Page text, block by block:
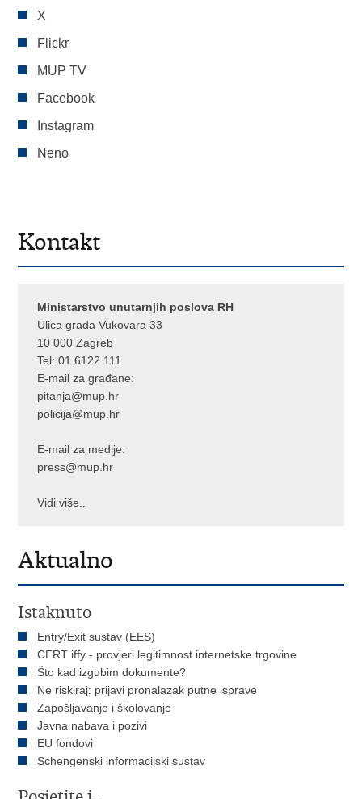
X
Flickr
MUP TV
Facebook
Instagram
Neno
Kontakt
Ministarstvo unutarnjih poslova RH
Ulica grada Vukovara 33
10 000 Zagreb
Tel:01 6122 111
E-mail za građane:
pitanja@mup.hr
policija@mup.hr
E-mail za medije:
press@mup.hr
Vidi više..
Aktualno
Istaknuto
Entry/Exit sustav (EES)
CERT iffy - provjeri legitimnost internetske trgovine
Što kad izgubim dokumente?
Ne riskiraj: prijavi pronalazak putne isprave
Zapošljavanje i školovanje
Javna nabava i pozivi
EU fondovi
Schengenski informacijski sustav